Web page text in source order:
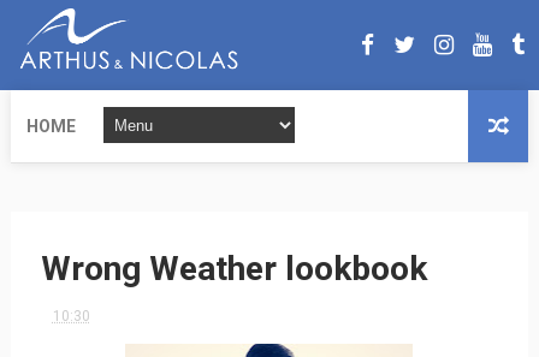
HOME
Wrong Weather lookbook
10:30